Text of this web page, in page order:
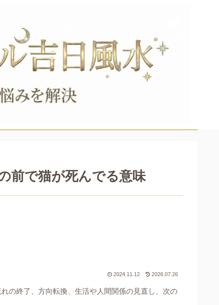
前で猫が死んでる意味
2024.11.12 2026.07.26
の終了、方向転換、生活や人間関係の見直し、次の